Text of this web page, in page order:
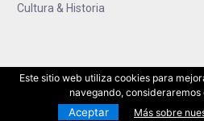
Cultura & Historia
Este sitio web utiliza cookies para
navegando, consideraremos
Aceptar Más sobre